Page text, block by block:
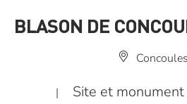
BLASON DE
Concoules
| Site et